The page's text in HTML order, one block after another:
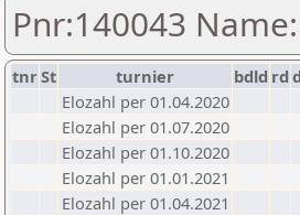
Pnr:140043
tnrSt turnier bdld rd
Elozahl per 01.04.2020
Elozahl per 01.07.2020
Elozahl per 01.10.2020
Elozahl per 01.01.2021
Elozahl per 01.04.2021